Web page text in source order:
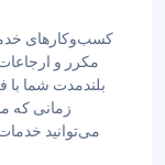
کسب‌وکارهای
مکرر و
بلندمدت شما
زمانی که
می‌توانید